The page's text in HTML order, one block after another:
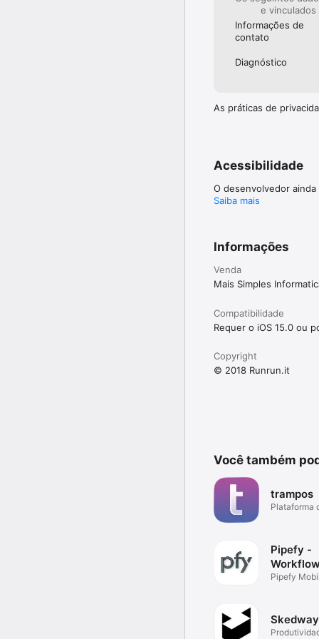
e vinculados
Informações de
contato
Diagnóstico
As práticas de
Acessibilidade
O desenvolvedor
Saiba mais
Informações
Venda
Mais Simples
Compatibilidade
Requer o iOS 15.0 ou
Copyright
© 2018 Runrun.it
Você também
trampos
Plataforma
Pipefy -
Pipefy
Skedway